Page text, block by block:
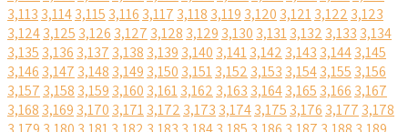
3,113 3,1143,115 3,116 3,117 3,118 3,119 3,120 3,1213,122 3,123
3,1243,125 3,126 3,127 3,128 3,129 3,130 3,1313,132 3,133 3,134
3,135 3,136 3,137 3,138 3,139 3,140 3,1413,142 3,143 3,1443,145
3,146 3,147 3,148 3,149 3,150 3,1513,152 3,153 3,1543,155 3,156
3,157 3,158 3,159 3,160 3,1613,162 3,163 3,1643,165 3,166 3,167
3,168 3,169 3,170 3,1713,172 3,173 3,1743,175 3,176 3,177 3,178